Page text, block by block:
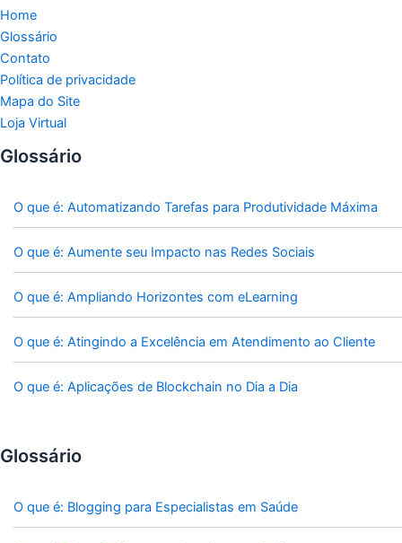
Home
Glossário
Contato
Política de privacidade
Mapa do Site
Loja Virtual
Glossário
O que é: Automatizando Tarefas para Produtividade Máxima
O que é: Aumente seu Impacto nas Redes Sociais
O que é: Ampliando Horizontes com eLearning
O que é: Atingindo a Excelência em Atendimento ao Cliente
O que é: Aplicações de Blockchain no Dia a Dia
Glossário
O que é: Blogging para Especialistas em Saúde